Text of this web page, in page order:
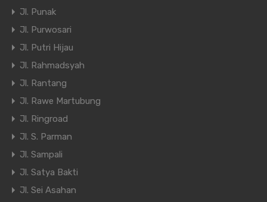
Jl. Punak
Jl. Purwosari
Jl. Putri Hijau
Jl. Rahmadsyah
Jl. Rantang
Jl. Rawe Martubung
Jl. Ringroad
Jl. S. Parman
Jl. Sampali
Jl. Satya Bakti
Jl. Sei Asahan